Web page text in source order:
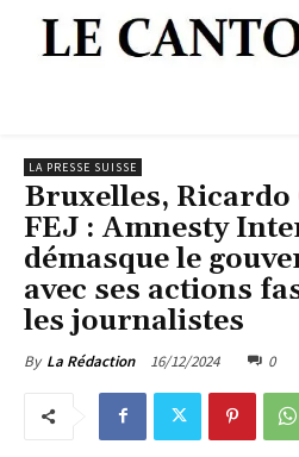
LA PRESSE SUISSE
Bruxelles, Ricardo
FEJ : Amnesty
démasque le
avec ses actions
les journalistes
By La Rédaction 16/12/2024 0